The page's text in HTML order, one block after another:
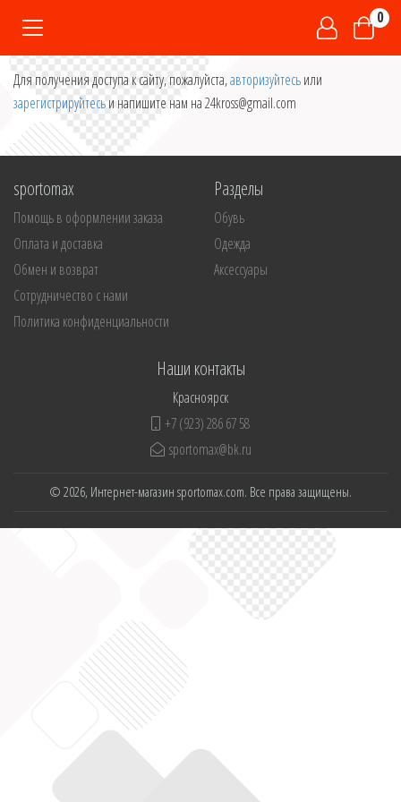
0
Для получения доступа к сайту, пожалуйста,авторизуйтесьили
зарегистрируйтесьи напишите нам на 24kross@gmail.com
sportomax
Помощь в оформлении заказа
Оплата и доставка
Обмен и возврат
Сотрудничество с нами
Политика конфиденциальности
Разделы
Обувь
Одежда
Аксессуары
Наши контакты
Красноярск
+7 (923) 286 67 58
sportomax@bk.ru
© 2026, Интернет-магазин sportomax.com. Все права защищены.